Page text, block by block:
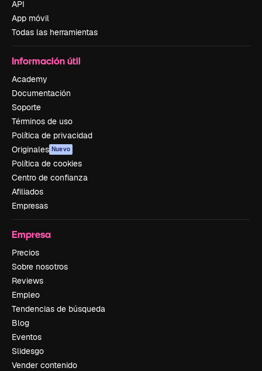
API
App móvil
Todas las herramientas
Información útil
Academy
Documentación
Soporte
Términos de uso
Política de privacidad
Originales Nuevo
Política de cookies
Centro de confianza
Afiliados
Empresas
Empresa
Precios
Sobre nosotros
Reviews
Empleo
Tendencias de búsqueda
Blog
Eventos
Slidesgo
Vender contenido